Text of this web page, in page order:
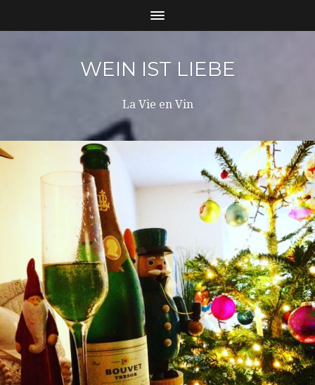
WEIN IST LIEBE
La Vie en Vin